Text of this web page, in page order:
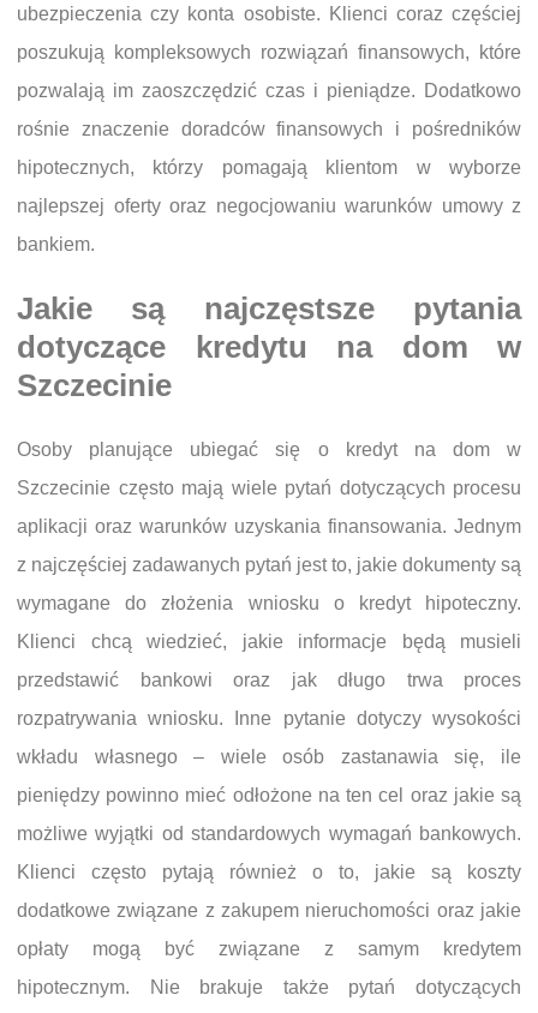
ubezpieczenia czy konta osobiste. Klienci coraz częściej
poszukują kompleksowych rozwiązań finansowych, które
pozwalają im zaoszczędzić czas i pieniądze. Dodatkowo
rośnie znaczenie doradców finansowych i pośredników
hipotecznych, którzy pomagają klientom w wyborze
najlepszej oferty oraz negocjowaniu warunków umowy z
bankiem.
Jakie są najczęstsze pytania
dotyczące kredytu na dom w
Szczecinie
Osoby planujące ubiegać się o kredyt na dom w
Szczecinie często mają wiele pytań dotyczących procesu
aplikacji oraz warunków uzyskania finansowania. Jednym
z najczęściej zadawanych pytań jest to, jakie dokumenty są
wymagane do złożenia wniosku o kredyt hipoteczny.
Klienci chcą wiedzieć, jakie informacje będą musieli
przedstawić bankowi oraz jak długo trwa proces
rozpatrywania wniosku. Inne pytanie dotyczy wysokości
wkładu własnego – wiele osób zastanawia się, ile
pieniędzy powinno mieć odłożone na ten cel oraz jakie są
możliwe wyjątki od standardowych wymagań bankowych.
Klienci często pytają również o to, jakie są koszty
dodatkowe związane z zakupem nieruchomości oraz jakie
opłaty mogą być związane z samym kredytem
hipotecznym. Nie brakuje także pytań dotyczących